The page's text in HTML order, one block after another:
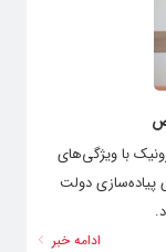
با ویژگی‌های
پیاده‌سازی دولت
ادامه خبر